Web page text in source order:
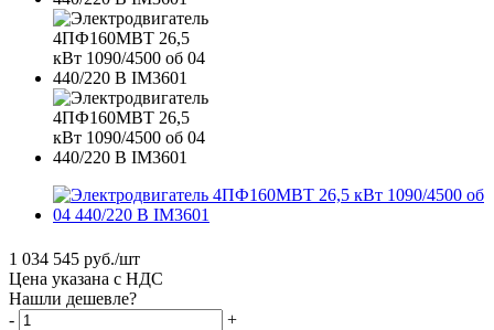
1 034 545 руб./шт
Цена указана с НДС
Нашли дешевле?
-
+